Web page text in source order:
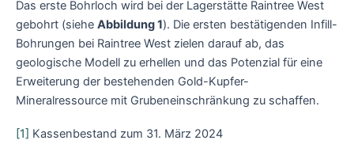
Das erste Bohrloch wird bei der Lagerstätte Raintree West
gebohrt (siehe Abbildung 1). Die ersten bestätigenden Infill-
Bohrungen bei Raintree West zielen darauf ab, das
geologische Modell zu erhellen und das Potenzial für eine
Erweiterung der bestehenden Gold-Kupfer-
Mineralressource mit Grubeneinschränkung zu schaffen.
[1] Kassenbestand zum 31. März 2024